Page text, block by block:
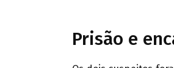
Prisão e